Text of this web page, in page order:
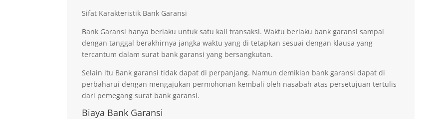
Sifat Karakteristik Bank Garansi
Bank Garansi hanya berlaku untuk satu kali transaksi. Waktu berlaku bank garansi sampai
dengan tanggal berakhirnya jangka waktu yang di tetapkan sesuai dengan klausa yang
tercantum dalam surat bank garansi yang bersangkutan.
Selain itu Bank garansi tidak dapat di perpanjang. Namun demikian bank garansi dapat di
perbaharui dengan mengajukan permohonan kembali oleh nasabah atas persetujuan tertulis
dari pemegang surat bank garansi.
Biaya Bank Garansi